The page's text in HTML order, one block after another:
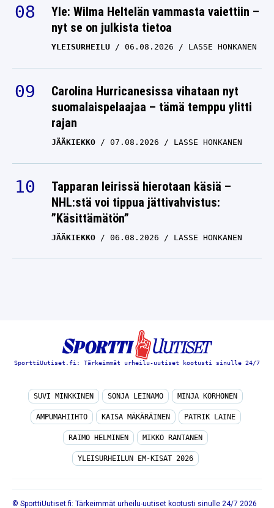
Yle: Wilma Heltelän vammasta vaiettiin –
nyt se on julkista tietoa
YLEISURHEILU 06.08.2026 LASSE HONKANEN
Carolina Hurricanesissa vihataan nyt
suomalaispelaajaa – tämä temppu ylitti
rajan
JÄÄKIEKKO 07.08.2026 LASSE HONKANEN
Tapparan leirissä hierotaan käsiä –
NHL:stä voi tippua jättivahvistus:
”Käsittämätön”
JÄÄKIEKKO 06.08.2026 LASSE HONKANEN
SporttiUutiset.fi: Tärkeimmät urheilu-uutiset kootusti sinulle 24/7
SUVI MINKKINEN SONJA LEINAMO MINJA KORHONEN
AMPUMAHIIHTO KAISA MÄKÄRÄINEN PATRIK LAINE
RAIMO HELMINEN MIKKO RANTANEN
YLEISURHEILUN EM-KISAT 2026
© SporttiUutiset.fi: Tärkeimmät urheilu-uutiset kootusti sinulle 24/7 2026